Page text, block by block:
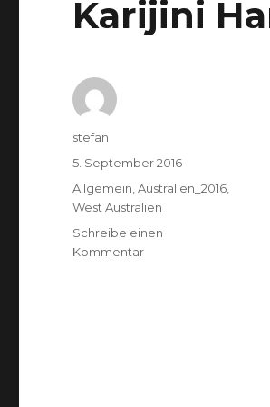
Karijini
Autor
stefan
Veröffentlicht
am
5. September 2016
Kategorien
Allgemein ,Australien_2016
West Australien
Schreibe einen
Kommentarzu